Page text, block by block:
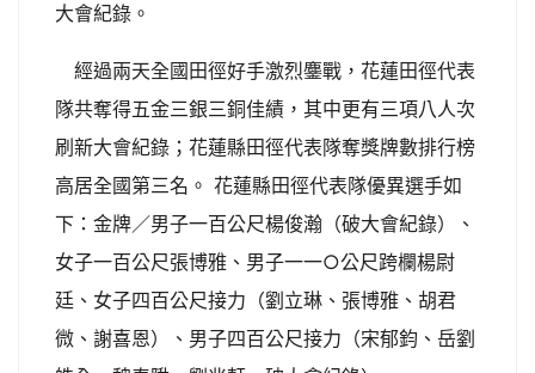
大會紀錄。
經過兩天全國田徑好手激烈鏖戰，花蓮田徑代表
隊共奪得五金三銀三銅佳績，其中更有三項八人次
刷新大會紀錄；花蓮縣田徑代表隊奪獎牌數排行榜
高居全國第三名。 花蓮縣田徑代表隊優異選手如
下：金牌／男子一百公尺楊俊瀚（破大會紀錄）、
女子一百公尺張博雅、男子一一○公尺跨欄楊尉
廷、女子四百公尺接力（劉立琳、張博雅、胡君
微、謝喜恩）、男子四百公尺接力（宋郁鈞、岳劉